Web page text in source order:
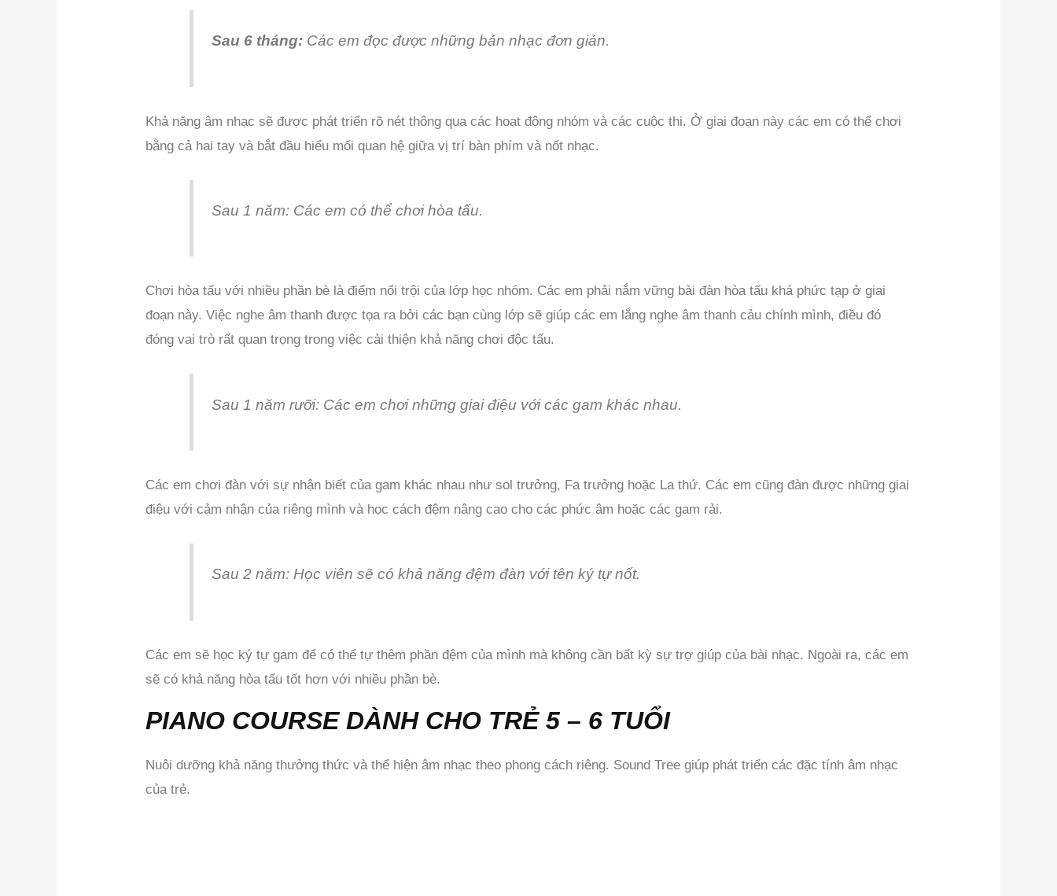
Sau 6 tháng:Các em đọc được những bản nhạc đơn giản.
Khả năng âm nhạc sẽ được phát triển rõ nét thông qua các hoạt động nhóm và các cuộc thi. Ở giai đoạn này các em có thể chơi
bằng cả hai tay và bắt đầu hiểu mối quan hệ giữa vị trí bàn phím và nốt nhạc.
Sau 1 năm: Các em có thể chơi hòa tấu.
Chơi hòa tấu với nhiều phần bè là điểm nổi trội của lớp học nhóm. Các em phải nắm vững bài đàn hòa tấu khá phức tạp ở giai
đoạn này. Việc nghe âm thanh được tọa ra bởi các bạn cùng lớp sẽ giúp các em lắng nghe âm thanh cảu chính mình, điều đó
đóng vai trò rất quan trọng trong việc cải thiện khả năng chơi độc tấu.
Sau 1 năm rưỡi: Các em chơi những giai điệu với các gam khác nhau.
Các em chơi đàn với sự nhận biết của gam khác nhau như sol trưởng, Fa trưởng hoặc La thứ. Các em cũng đàn được những giai
điệu với cảm nhận của riêng mình và học cách đệm nâng cao cho các phức âm hoặc các gam rải.
Sau 2 năm: Học viên sẽ có khả năng đệm đàn với tên ký tự nốt.
Các em sẽ học ký tự gam để có thể tự thêm phần đệm của mình mà không cần bất kỳ sự trợ giúp của bài nhạc. Ngoài ra, các em
sẽ có khả năng hòa tấu tốt hơn với nhiều phần bè.
PIANO COURSE DÀNH CHO TRẺ 5 – 6 TUỔI
Nuôi dưỡng khả năng thưởng thức và thể hiện âm nhạc theo phong cách riêng. Sound Tree giúp phát triển các đặc tính âm nhạc
của trẻ.